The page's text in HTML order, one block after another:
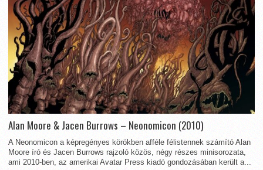
Alan Moore & Jacen Burrows – Neonomicon (2010)
A Neonomicon a képregényes körökben afféle félistennek számító Alan
Moore író és Jacen Burrows rajzoló közös, négy részes minisorozata,
ami 2010-ben, az amerikai Avatar Press kiadó gondozásában került a...